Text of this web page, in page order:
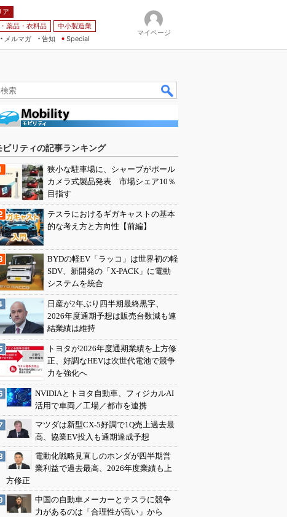
ア
薬品・衣料品
中小製造業
メルマガ
告知 Special
マイページ
ビリティの記事ランキング
狭小な駐車場に、シャープがポール
カメラ式製品発表 市場シェア10％
目指す
テスラにおけるギガキャストの基本
的な考え方と方向性【前編】
BYDの軽EV「ラッコ」は世界初の軽
SDV、新開発の「X-PACK」に電動
システムを統合
日産が2年ぶり四半期最終黒字、
2026年度通期予想は販売台数減も連
結業績は維持
トヨタが2026年度通期業績を上方修
正、好調なHEVは次世代電池で競争
力を強化へ
NVIDIAとトヨタ自動車、フィジカルAI
活用で車両／工場／都市を連携
マツダは新型CX-5好調で1Q売上過去最
高、協業EV投入も通期達成予想
電動化戦略見直しのホンダが四半期営
業利益で過去最高、2026年度業績も上
方修正
中国の自動車メーカーとテスラに競争
力があるのは「合理性が高い」から